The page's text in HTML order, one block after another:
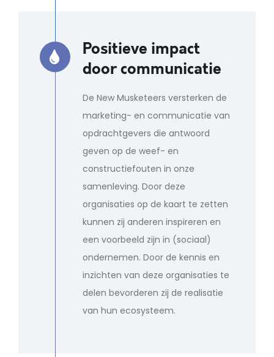
Positieve impact
door communicatie
De New Musketeers versterken de
marketing- en communicatie van
opdrachtgevers die antwoord
geven op de weef- en
constructiefouten in onze
samenleving. Door deze
organisaties op de kaart te zetten
kunnen zij anderen inspireren en
een voorbeeld zijn in (sociaal)
ondernemen. Door de kennis en
inzichten van deze organisaties te
delen bevorderen zij de realisatie
van hun ecosysteem.